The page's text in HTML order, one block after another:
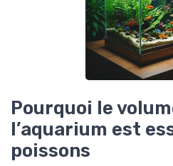
Pourquoi le
l’aquarium est
poissons